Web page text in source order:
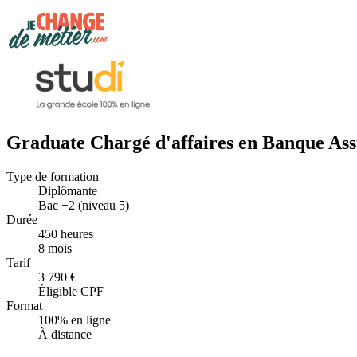
Graduate Chargé d'affaires en Banque
Type de formation
Diplômante
Bac +2 (niveau 5)
Durée
450 heures
8 mois
Tarif
3 790 €
Éligible CPF
Format
100% en ligne
À distance